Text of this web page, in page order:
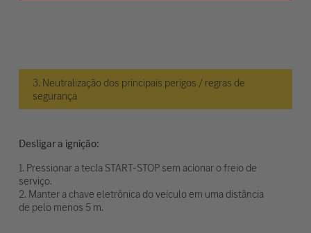
3. Neutralização dos principais perigos / regras de
segurança
Desligar a ignição:
1. Pressionar a tecla START-STOP sem acionar o freio de
serviço.
2. Manter a chave eletrônica do veículo em uma distância
de pelo menos 5 m.